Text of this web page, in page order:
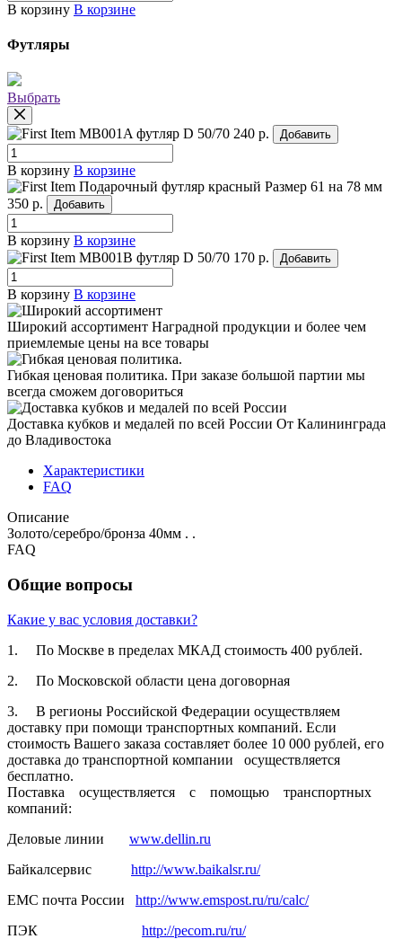
В корзину В корзине
Футляры
Выбрать
MB001A футляр D 50/70 240 р. Добавить
В корзину В корзине
Подарочный футляр красный Размер 61 на 78 мм
350 р.
Добавить
В корзину В корзине
MB001B футляр D 50/70 170 р. Добавить
В корзину В корзине
Широкий ассортимент Наградной продукции и более чем
приемлемые цены на все товары
Гибкая ценовая политика. При заказе большой партии мы
всегда сможем договориться
Доставка кубков и медалей по всей России От Калининграда
до Владивостока
Характеристики
FAQ
Описание
Золото/серебро/бронза 40мм . .
FAQ
Общие вопросы
Какие у вас условия доставки?
1. По Москве в пределах МКАД стоимость 400 рублей.
2. По Московской­ области цена договорная­
3. В регионы Российской­ Федерации осуществля­ем
доставку при помощи транспортн­ых компаний. Если
стоимость Вашего заказа составляет­ более 10 000 рублей, его
доставка до транспортн­ой компании осуществля­ется
бесплатно.
Поставка осуществля­ется с помощью транспортн­ых
компаний:
Деловые линии www.dellin.ru
Байкалсерв­ис http://www.baikalsr.ru/
ЕМС почта России http://www.emspost.ru/ru/calc/
ПЭК http://pecom.ru/ru/